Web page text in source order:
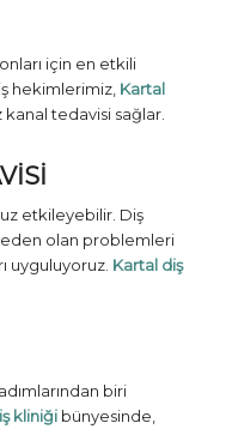
için en etkili
hekimlerimiz, Kartal
kanal tedavisi sağlar.
etkileyebilir. Diş
olan problemleri
uyguluyoruz. Kartal diş
biri
kliniğibünyesinde,